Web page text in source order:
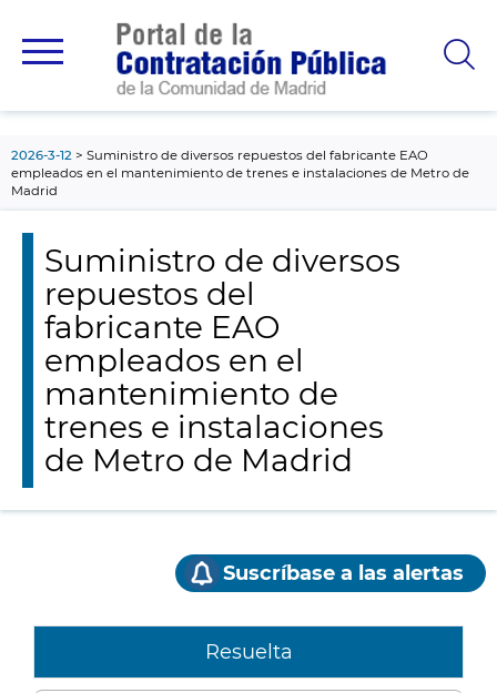
principal
2026-3-12
Suministro de diversos repuestos del fabricante EAO
empleados en el mantenimiento de trenes e instalaciones de Metro de
Madrid
Suministro de diversos
repuestos del
fabricante EAO
empleados en el
mantenimiento de
trenes e instalaciones
de Metro de Madrid
Suscríbase a las alertas
Resuelta